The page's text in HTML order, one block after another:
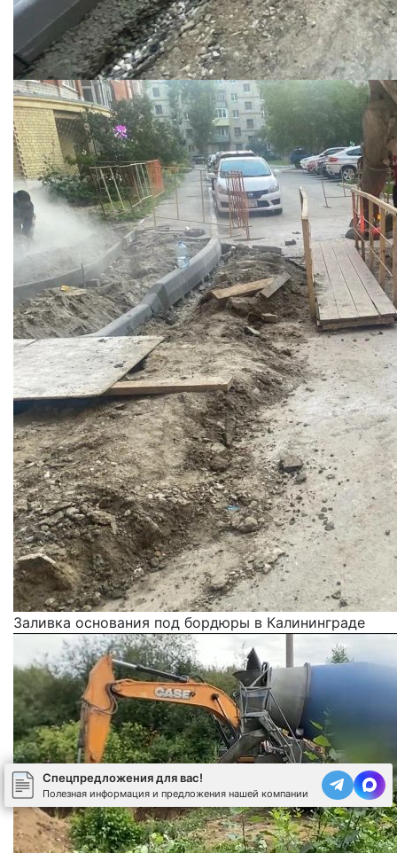
Заливка основания под бордюры в Калининграде
Спецпредложения для вас!
Полезная информация и предложения нашей компании